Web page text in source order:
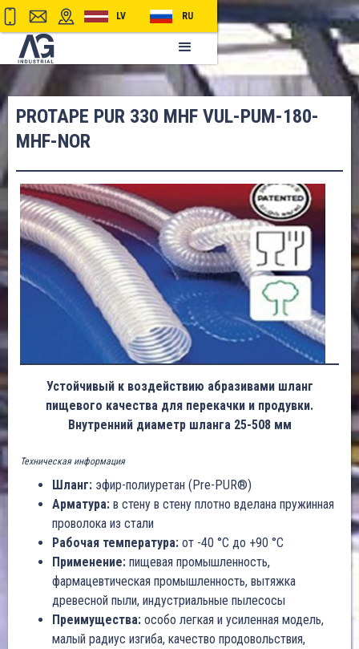
LV RU
PROTAPE PUR 330 MHF VUL-PUM-180-
MHF-NOR
Устойчивый к воздействию абразивами шланг
пищевого качества для перекачки и продувки.
Внутренний диаметр шланга 25-508 мм
Техническая информация
Шланг: эфир-полиуретан (Pre-PUR®)
Арматура: в стену в стену плотно вделана пружинная
проволока из стали
Рабочая температура: от -40 °C до +90 °C
Применение: пищевая промышленность,
фармацевтическая промышленность, вытяжка
древесной пыли, индустриальные пылесосы
Преимущества: особо легкая и усиленная модель,
малый радиус изгиба, качество продовольствия,